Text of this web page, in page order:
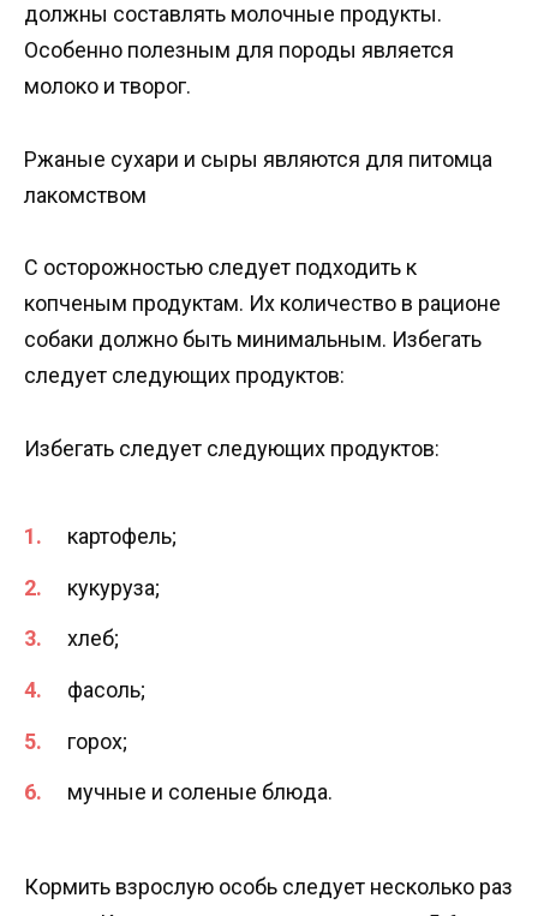
должны составлять молочные продукты.
Особенно полезным для породы является
молоко и творог.
Ржаные сухари и сыры являются для питомца
лакомством
С осторожностью следует подходить к
копченым продуктам. Их количество в рационе
собаки должно быть минимальным. Избегать
следует следующих продуктов:
Избегать следует следующих продуктов:
картофель;
кукуруза;
хлеб;
фасоль;
горох;
мучные и соленые блюда.
Кормить взрослую особь следует несколько раз